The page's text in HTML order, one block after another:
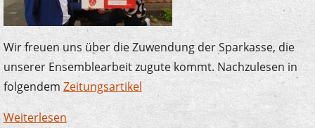
Wir freuen uns über die Zuwendung der Sparkasse, die
unserer Ensemblearbeit zugute kommt. Nachzulesen in
folgendem Zeitungsartikel
Weiterlesenüber Die Musikschule sagt Danke! Erneut